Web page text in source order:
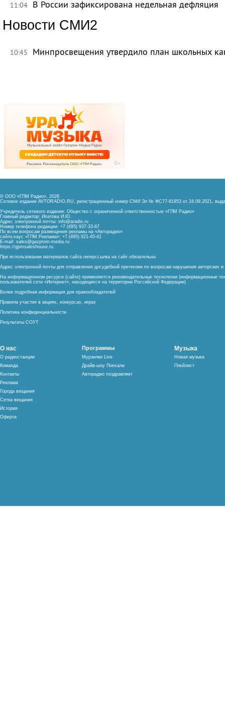
11:04 В России зафиксирована недельная дефляция
Новости СМИ2
10:45 Минпросвещения утвердило план школьных
© ООО «ГПМ Радио», 2026
Сетевое издание AVTORADIO.RU, регистрационный номер СМИ Эл № ФС77-81953 от 24.09.2021,
Учредитель сетевого издания: Общество с ограниченной ответственностью «ГПМ Радио»
Главный редактор: Ипатова И.Ю.
Адрес электронной почты: info@aradio.ru
Номер телефона редакции: +7 (495) 937-33-67
По всем вопросам размещения рекламы на «Авторадио»
сейлз-хаус «ГПМ Реклама»: +7 (495) 921-40-41
E-mail: sales@gazprom-media.ru
https://gpmsaleshouse.ru
При использовании материалов сайта гиперссылка на сайт обязательна
Адрес электронной почты для отправления досудебной претензии по вопросам нарушения авторских
На информационном ресурсе (сайте) применяются рекомендательные технологии (информационные
пользователей сети «Интернет», находящихся на территории Российской Федерации)
Более подробная информация для правообладателей
Правила участия в акциях, конкурсах, играх
Политика конфиденциальности
Результаты СОУТ
О нас
О радиостанции
Команда
Контакты
Реклама
Города вещания
Сетка вещания
История
Оферта
Программы
Мурзилки Live
Драйв-шоу Поехали
Авторадио поздравляет
Музыка
Новая музыка
Плейлист